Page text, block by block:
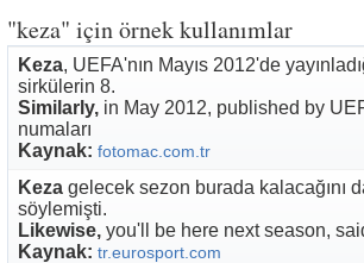
"keza" için örnek kullanımlar
Keza, UEFA'nın Mayıs 2012'de
sirkülerin 8.
Similarly, in May 2012, published by
numaları
Kaynak: fotomac.com.tr
Keza gelecek sezon burada kalacağını
söylemişti.
Likewise, you'll be here next season,
Kaynak: tr.eurosport.com